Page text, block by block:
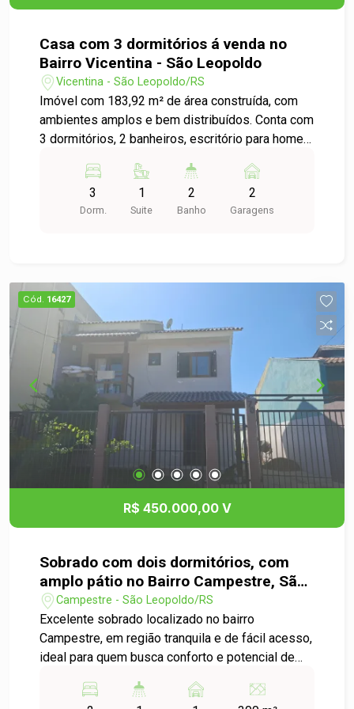
Casa com 3 dormitórios á venda no
Bairro Vicentina - São Leopoldo
Vicentina - São Leopoldo/RS
Imóvel com 183,92 m² de área construída, com
ambientes amplos e bem distribuídos. Conta com
3 dormitórios, 2 banheiros, escritório para home
além de cozinha espaçosa. Possui ainda
lavanderia com lavabo, área de serviço, despensa
e depósito. Ambientes com pisos em tabuão de
localização tranquila de São Leopoldo. Entre em
contato e agende sua visita para conhecer cada
detalhe deste imóvel que pode ser o seu novo
lar.
3
Dorm.
1
Suite
2
Banho
2
Garagens
Cód. 16427
R$ 450.000,00 V
Sobrado com dois dormitórios, com
amplo pátio no Bairro Campestre, São
Leopoldo
Campestre - São Leopoldo/RS
Excelente sobrado localizado no bairro
Campestre, em região tranquila e de fácil acesso,
ideal para quem busca conforto e potencial de
dormitórios, banheiro social, além de sala de